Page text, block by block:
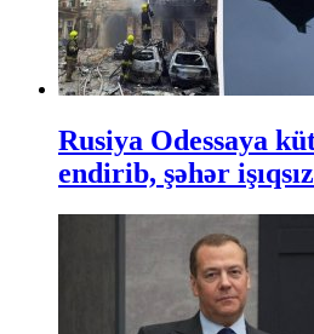
Rusiya Odessaya
endirib, şəhər